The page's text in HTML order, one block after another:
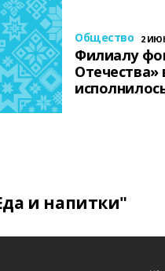
Общество 2
Филиалу
и напитки"